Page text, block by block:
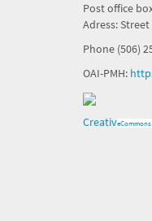
Post office
Adress:
Phone (506)
OAI-PMH:
Creative